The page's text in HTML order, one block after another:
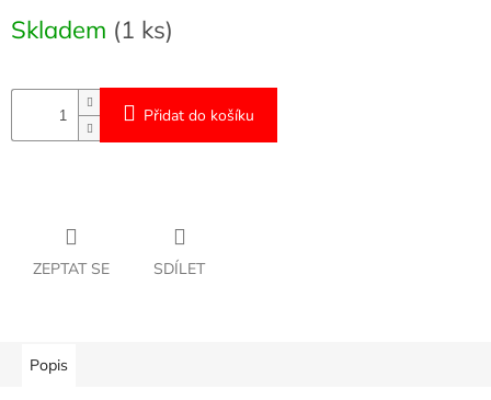
cena:
Skladem (1 ks)
Přidat do košíku
ZEPTAT SE SDÍLET
Popis